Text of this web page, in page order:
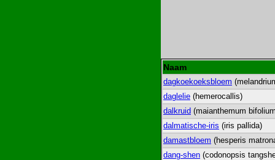
Naam
dagkoekoeksbloem
daglelie (hemerocallis)
dalkruid (maianthemum
dalmatische-iris (iris pallida)
damastbloem (hesperis
dang-shen (codonopsis